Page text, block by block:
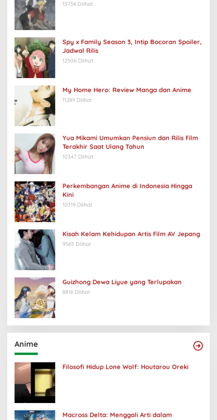
13734 Dilihat
Spy x Family Season 3, Intip Bocoran Spoiler,
Jadwal Rilis
12506 Dilihat
My Home Hero: Review Manga dan Anime
11289 Dilihat
Yua Mikami Umumkan Pensiun dan Rilis Film
Terakhir Saat Ulang Tahun
10347 Dilihat
Perkembangan Anime di Indonesia Hingga
Kini
10319 Dilihat
Kisah Kelam Kehidupan Artis Film AV Jepang
9565 Dilihat
Guizhong Dewa Liyue yang Terlupakan
8818 Dilihat
Anime
Filosofi Hidup Lone Wolf: Houtarou Oreki
Macross Delta: Menggali Arti dalam